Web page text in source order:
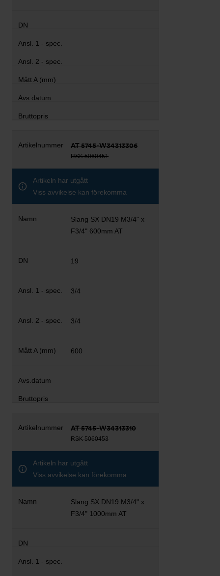
AT 5745-W34313306
RSK 5060451
Artikeln har utgått
Viss avvikelse kan förekomma
Slang SX DN19 M3/4" x
F3/4" 600mm AT
19
3/4
3/4
600
AT 5745-W34313310
RSK 5060453
Artikeln har utgått
Viss avvikelse kan förekomma
Slang SX DN19 M3/4" x
F3/4" 1000mm AT